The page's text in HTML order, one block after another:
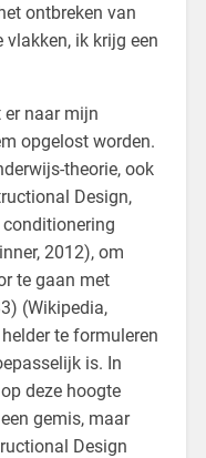
ontbreken van
vlakken, ik krijg een
naar mijn
opgelost worden.
theorie, ook
Design,
2012), om
te gaan met
(Wikipedia,
te formuleren
is. In
deze hoogte
gemis, maar
Design